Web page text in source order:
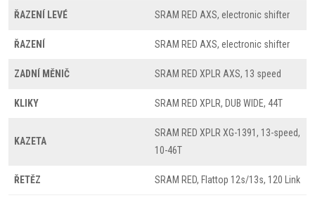
ŘAZENÍ LEVÉ SRAM RED AXS, electronic shifter
ŘAZENÍ SRAM RED AXS, electronic shifter
ZADNÍ MĚNIČ SRAM RED XPLR AXS, 13 speed
KLIKY SRAM RED XPLR, DUB WIDE, 44T
KAZETA
SRAM RED XPLR XG-1391, 13-speed,
10-46T
ŘETĚZ SRAM RED, Flattop 12s/13s, 120 Link